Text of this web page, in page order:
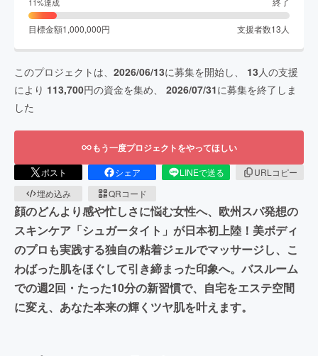
目標金額1,000,000円 支援者数13 人
このプロジェクトは、 2026/06/13に募集を開始し、 13人の支援
により 113,700円の資金を集め、 2026/07/31に募集を終了しま
した
もう一度プロジェクトをやってほしい
ポスト シェア LINEで送る
URLコピー
埋め込み
QRコード
顔のどんより感や忙しさに悩む女性へ、欧州スパ発想の
スキンケア「シュガータイト」が日本初上陸！美ボディ
のプロも実践する独自の粘着ジェルでマッサージし、こ
わばった肌をほぐして引き締まった印象へ。バスルーム
での週2回・たった10分の新習慣で、自宅をエステ空間
に変え、あなた本来の輝くツヤ肌を叶えます。